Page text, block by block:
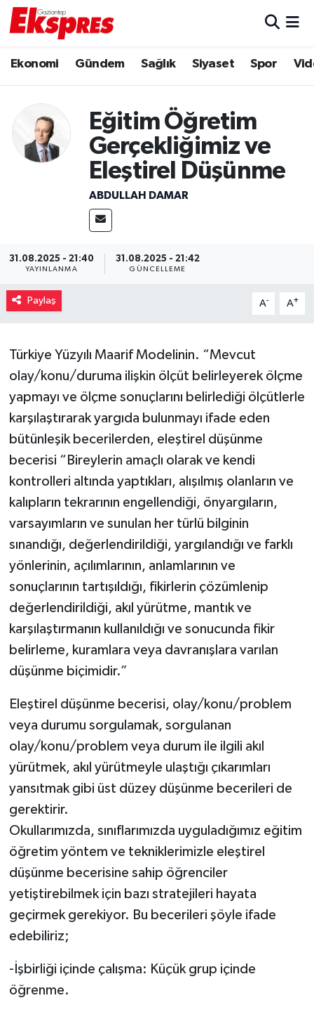
Ekonomi Gündem Sağlık Siyaset Spor
Eğitim Öğretim
Gerçekliğimiz ve
Eleştirel Düşünme
ABDULLAH DAMAR
31.08.2025 - 21:40
YAYINLANMA
31.08.2025 - 21:42
GÜNCELLEME
Paylaş A- A+
Türkiye Yüzyılı Maarif Modelinin. “Mevcut
olay/konu/duruma ilişkin ölçüt belirleyerek ölçme
yapmayı ve ölçme sonuçlarını belirlediği ölçütlerle
karşılaştırarak yargıda bulunmayı ifade eden
bütünleşik becerilerden, eleştirel düşünme
becerisi “Bireylerin amaçlı olarak ve kendi
kontrolleri altında yaptıkları, alışılmış olanların ve
kalıpların tekrarının engellendiği, önyargıların,
varsayımların ve sunulan her türlü bilginin
sınandığı, değerlendirildiği, yargılandığı ve farklı
yönlerinin, açılımlarının, anlamlarının ve
sonuçlarının tartışıldığı, fikirlerin çözümlenip
değerlendirildiği, akıl yürütme, mantık ve
karşılaştırmanın kullanıldığı ve sonucunda fikir
belirleme, kuramlara veya davranışlara varılan
düşünme biçimidir.”
Eleştirel düşünme becerisi, olay/konu/problem
veya durumu sorgulamak, sorgulanan
olay/konu/problem veya durum ile ilgili akıl
yürütmek, akıl yürütmeyle ulaştığı çıkarımları
yansıtmak gibi üst düzey düşünme becerileri de
gerektirir.
Okullarımızda, sınıflarımızda uyguladığımız eğitim
öğretim yöntem ve tekniklerimizle eleştirel
düşünme becerisine sahip öğrenciler
yetiştirebilmek için bazı stratejileri hayata
geçirmek gerekiyor. Bu becerileri şöyle ifade
edebiliriz;
-İşbirliği içinde çalışma: Küçük grup içinde
öğrenme.
Ekonomi
Gaziantep son dakika
Genel
Haberler
Kültür Sanat
Magazin
Piyasa
Resmi İlanlar
Sağlık
Sinemalar
Siyaset
Spor
Teknoloji
Türkiye
Yaşam
Yemek
Trafik Durumu
Puan Durumu ve Fikstür
Tüm Manşetler
Son Dakika Haberleri
Haber Arşivi